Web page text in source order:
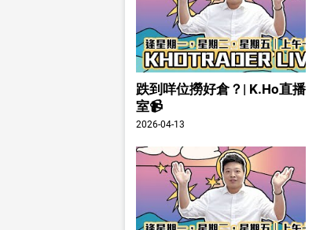
跌到咩位撈好倉？| K.Ho直播
室📹
2026-04-13